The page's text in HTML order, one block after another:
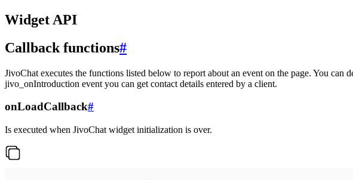
Widget API
Callback functions#
JivoChat executes the functions listed below to report about an event on the page. You
jivo_onIntroduction event you can get contact details entered by a client.
onLoadCallback#
Is executed when JivoChat widget initialization is over.